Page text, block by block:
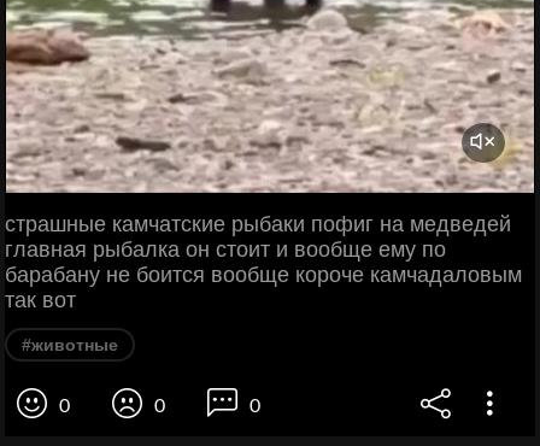
страшные камчатские рыбаки пофиг на медведей
главная рыбалка он стоит и вообще ему по
барабану не боится вообще короче камчадаловым
так вот
#животные
0 0 0